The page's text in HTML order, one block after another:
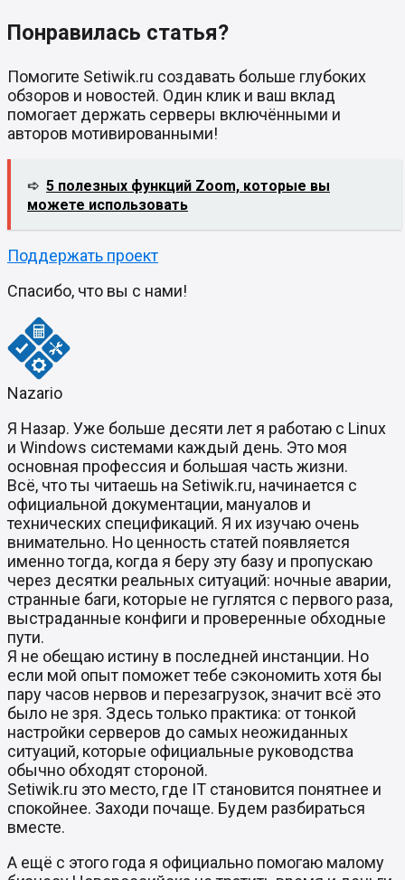
Понравилась статья?
Помогите Setiwik.ru создавать больше глубоких
обзоров и новостей. Один клик и ваш вклад
помогает держать серверы включёнными и
авторов мотивированными!
➪ 5 полезных функций Zoom, которые вы
можете использовать
Поддержать проект
Спасибо, что вы с нами!
Nazario
Я Назар. Уже больше десяти лет я работаю с Linux
и Windows системами каждый день. Это моя
основная профессия и большая часть жизни.
Всё, что ты читаешь на Setiwik.ru, начинается с
официальной документации, мануалов и
технических спецификаций. Я их изучаю очень
внимательно. Но ценность статей появляется
именно тогда, когда я беру эту базу и пропускаю
через десятки реальных ситуаций: ночные аварии,
странные баги, которые не гуглятся с первого раза,
выстраданные конфиги и проверенные обходные
пути.
Я не обещаю истину в последней инстанции. Но
если мой опыт поможет тебе сэкономить хотя бы
пару часов нервов и перезагрузок, значит всё это
было не зря. Здесь только практика: от тонкой
настройки серверов до самых неожиданных
ситуаций, которые официальные руководства
обычно обходят стороной.
Setiwik.ru это место, где IT становится понятнее и
спокойнее. Заходи почаще. Будем разбираться
вместе.
А ещё с этого года я официально помогаю малому